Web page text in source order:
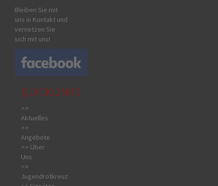
Bleiben Sie mit
uns in Kontakt und
vernetzen Sie
sich mit uns!
QUICKLINKS
>>
Aktuelles
>>
Angebote
>> Über
Uns
>>
Jugendrotkreuz